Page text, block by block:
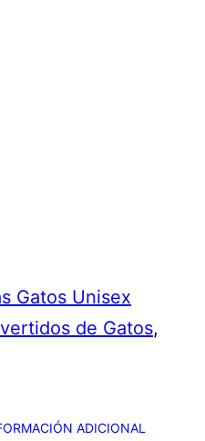
Gatos Unisex
de Gatos
ADICIONAL